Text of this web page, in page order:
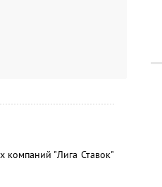
компаний "Лига Ставок"